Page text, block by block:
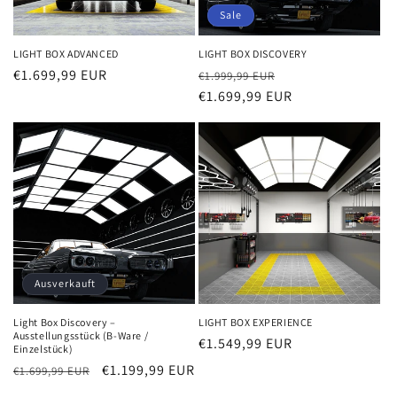
LIGHT BOX ADVANCED
Normaler
€1.699,99 EUR
Sale
LIGHT BOX DISCOVERY
Normaler
Preis
€1.999,99 EUR
€1.699,99 EUR
Ausverkauft
Light Box Discovery –
Ausstellungsstück (B-Ware /
Einzelstück)
Normaler
€1.699,99 EUR Verkaufspreis
€1.199,99 EUR
LIGHT BOX EXPERIENCE
Normaler
€1.549,99 EUR